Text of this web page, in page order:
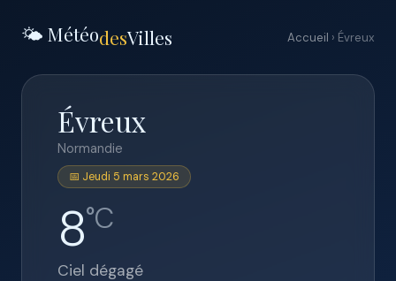
🌤️ MétéodesVilles Accueil › Évreux
Évreux
Normandie
📅 Jeudi 5 mars 2026
8°C
Ciel dégagé